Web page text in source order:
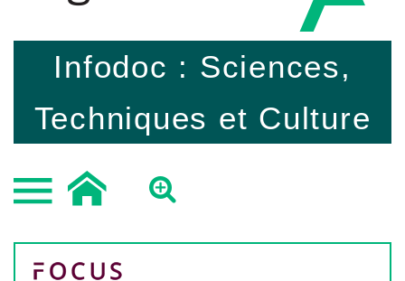
Infodoc : Sciences,
Techniques et Culture